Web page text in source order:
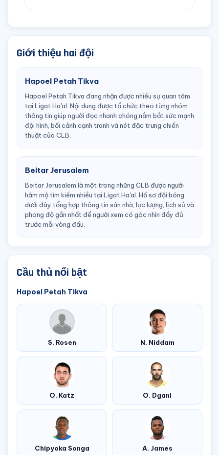
Giới thiệu hai đội
Hapoel Petah Tikva
Hapoel Petah Tikva đang nhận được nhiều sự quan tâm
tại Ligat Ha'al. Nội dung được tổ chức theo từng nhóm
thông tin giúp người đọc nhanh chóng nắm bắt sức mạnh
đội hình, bối cảnh cạnh tranh và nét đặc trưng chiến
thuật của CLB.
Beitar Jerusalem
Beitar Jerusalem là một trong những CLB được người
hâm mộ tìm kiếm nhiều tại Ligat Ha'al. Hồ sơ đội bóng
dưới đây tổng hợp thông tin sân nhà, lực lượng, lịch sử và
phong độ gần nhất để người xem có góc nhìn đầy đủ
trước mỗi vòng đấu.
Cầu thủ nổi bật
Hapoel Petah Tikva
S. Rosen N. Niddam
O. Katz O. Dgani
Chipyoka Songa A. James